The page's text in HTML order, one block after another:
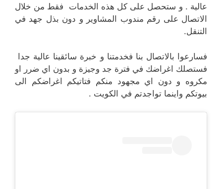
عالية . و ستحصل على كل هذه الخدمات فقط من خلال
الاتصال على رقم مندوب المشاوير و دون بذل جهد في
التنقل.
فسارعوا بالاتصال بنا فخدمتنا و خبرة سائقينا عالية جدا
فستصلك اغراضك في فترة جد وجيزة و بدون اي ضرر او
مكروه و دون اي مجهود منكم فتاتيكم اغراضكم الى
بيوتكم واينما تواجدتم في الكويت .